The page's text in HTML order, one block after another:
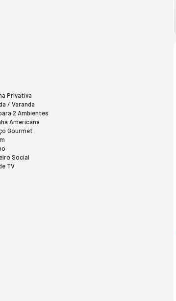
Privativa
/ Varanda
2 Ambientes
Americana
Gourmet
Social
TV